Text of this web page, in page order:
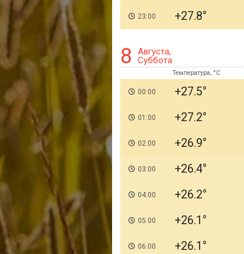
23:00 +27.8
8
Августа,
Суббота
Температура, °C
00:00 +27.5
01:00 +27.2
02:00 +26.9
03:00 +26.4
04:00 +26.2
05:00 +26.1
06:00 +26.1